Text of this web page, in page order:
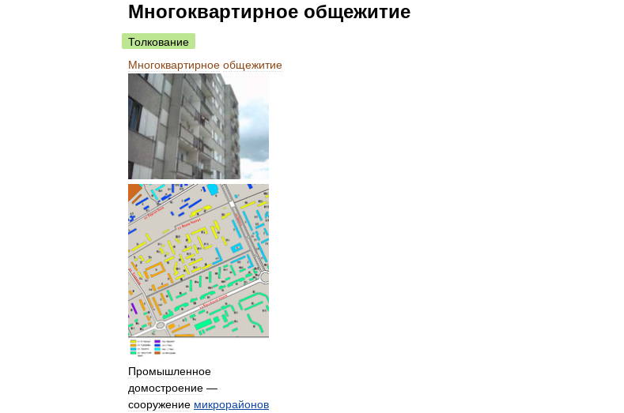
Многоквартирное общежитие
Толкование
Многоквартирное общежитие
Промышленное
домостроение —
сооружение микрорайонов